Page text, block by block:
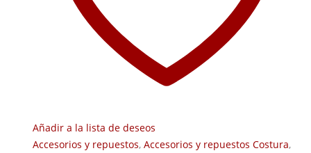
Añadir a la lista de deseos
Accesorios y repuestos, Accesorios y repuestos Costura,